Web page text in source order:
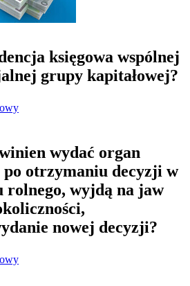
księgowa wspólnej
grupy kapitałowej?
wydać organ
otrzymaniu decyzji w
rolnego, wyjdą na jaw
nowej decyzji?